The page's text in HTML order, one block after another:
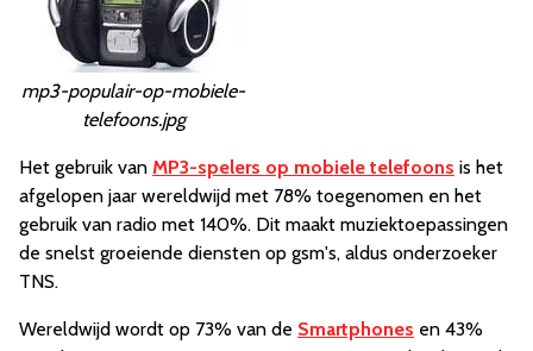
mp3-populair-op-mobiele-
telefoons.jpg
Het gebruik van MP3-spelers op mobiele telefoons is het
afgelopen jaar wereldwijd met 78% toegenomen en het
gebruik van radio met 140%. Dit maakt muziektoepassingen
de snelst groeiende diensten op gsm's, aldus onderzoeker
TNS.
Wereldwijd wordt op 73% van de Smartphones en 43%